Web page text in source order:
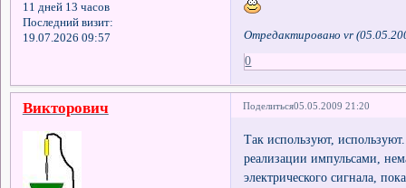
11 дней 13 часов
Последний визит:
19.07.2026 09:57
Отредактировано vr
0
Поделиться05.05.2009 21:20
Викторович
Так используют,
реализации импульсами,
электрического сигнала,